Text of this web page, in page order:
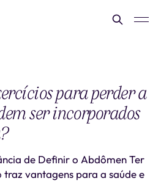
para perder a
ser incorporados
de Definir o Abdômen Ter
vantagens para a saúde e